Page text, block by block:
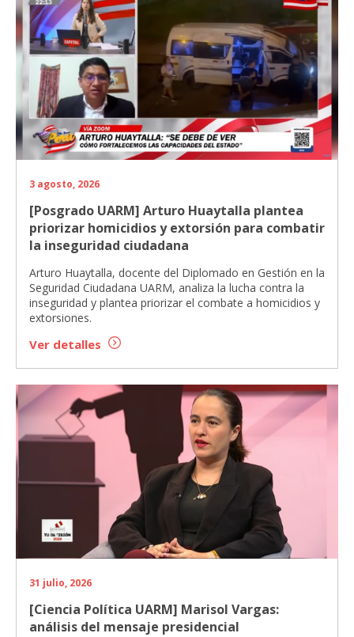
3 agosto, 2026
[Posgrado UARM] Arturo Huaytalla plantea
priorizar homicidios y extorsión para combatir
la inseguridad ciudadana
Arturo Huaytalla, docente del Diplomado en Gestión en la
Seguridad Ciudadana UARM, analiza la lucha contra la
inseguridad y plantea priorizar el combate a homicidios y
extorsiones.
Ver detalles
31 julio, 2026
[Ciencia Política UARM] Marisol Vargas:
análisis del mensaje presidencial